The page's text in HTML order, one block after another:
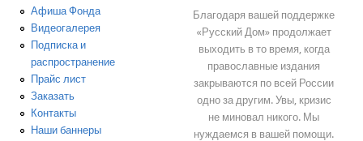
Афиша Фонда
Видеогалерея
Подписка и
распространение
Прайс лист
Заказать
Контакты
Наши баннеры
Благодаря вашей поддержке
«Русский Дом» продолжает
выходить в то время, когда
православные издания
закрываются по всей России
одно за другим. Увы, кризис
не миновал никого. Мы
нуждаемся в вашей помощи.